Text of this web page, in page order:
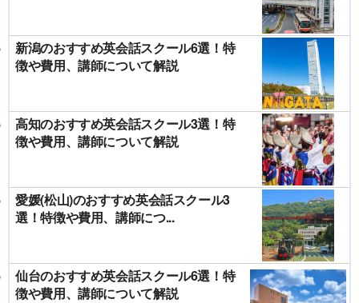
新潟のおすすめ英会話スクール6選！特
徴や費用、講師について解説
高知のおすすめ英会話スクール3選！特
徴や費用、講師について解説
愛媛(松山)のおすすめ英会話スクール3
選！特徴や費用、講師につ...
仙台のおすすめ英会話スクール6選！特
徴や費用、講師について解説